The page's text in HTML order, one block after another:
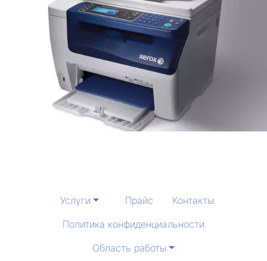
Услуги Прайс
Контакты
Политика конфиденциальности
Область работы